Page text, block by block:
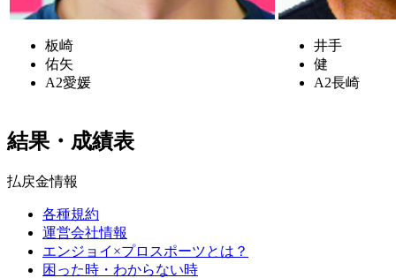
板崎
佑矢
A2愛媛
井手
健
A2長崎
結果・成績表
払戻金情報
各種規約
運営会社情報
エンジョイ×プロスポーツとは？
困った時・わからない時